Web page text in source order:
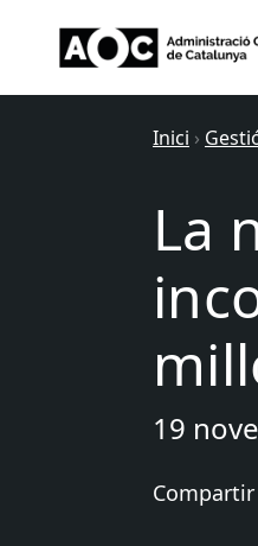
Inici ›
La
19
Compartir